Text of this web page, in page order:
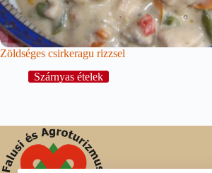
Zöldséges csirkeragu rizzsel
Szárnyas ételek